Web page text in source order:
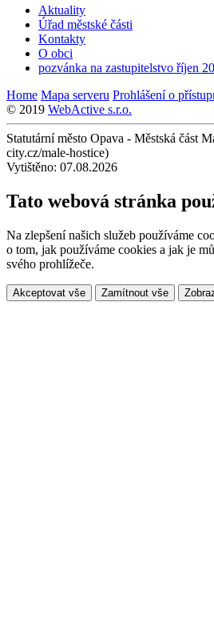
Aktuality
Úřad městské části
Kontakty
O obci
pozvánka na zastupitelstvo říjen
Home Mapa serveru Prohlášení o
© 2019 WebActive s.r.o.
Statutární město Opava - Městská část
city.cz/male-hostice)
Vytištěno: 07.08.2026
Tato webová stránka
Na zlepšení našich služeb používáme
o tom, jak používáme cookies a jak je
svého prohlížeče.
Akceptovat vše Zamítnout vše